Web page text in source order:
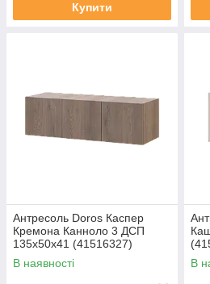
Купити
Антресоль Doros Каспер
Кремона Канноло 3 ДСП
135х50х41 (41516327)
В наявності
В